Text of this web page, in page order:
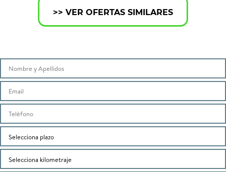
>> VER OFERTAS SIMILARES